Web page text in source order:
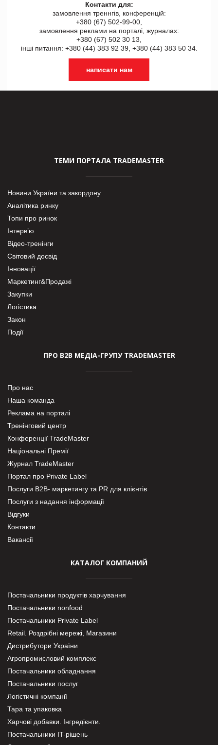
Контакти для:
замовлення треннгів, конференцій:
+380 (67) 502-99-00,
замовлення реклами на порталі, журналах:
+380 (67) 502 30 13,
інші питання: +380 (44) 383 92 39, +380 (44) 383 50 34.
написати нам
ТЕМИ ПОРТАЛА TRADEMASTER
Новини України та закордону
Аналітика ринку
Топи про ринок
Інтерв’ю
Відео-тренінги
Світовий досвід
Інновації
Маркетинг&Продажі
Закупки
Логістика
Закон
Події
ПРО В2В МЕДІА-ГРУПУ TRADEMASTER
Про нас
Наша команда
Реклама на порталі
Тренінговий центр
Конференції TradeMaster
Національні Премії
Журнал TradeMaster
Портал про Private Label
Послуги В2В- маркетингу та PR для клієнтів
Послуги з надання інформації
Відгуки
Контакти
Вакансії
КАТАЛОГ КОМПАНИЙ
Постачальники продуктів харчування
Постачальники nonfood
Постачальники Private Label
Retail. Роздрібні мережі, Магазини
Дистрибутори України
Агропромисловий комплекс
Постачальники обладнання
Постачальники послуг
Логістичні компанії
Тара та упаковка
Харчові добавки. Інгредієнти.
Постачальники IT-рішень